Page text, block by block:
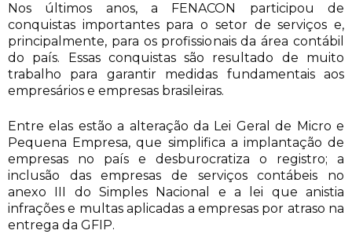
Nos últimos anos, a FENACON participou de
conquistas importantes para o setor de serviços e,
principalmente, para os profissionais da área contábil
do país. Essas conquistas são resultado de muito
trabalho para garantir medidas fundamentais aos
empresários e empresas brasileiras.
Entre elas estão a alteração da Lei Geral de Micro e
Pequena Empresa, que simplifica a implantação de
empresas no país e desburocratiza o registro; a
inclusão das empresas de serviços contábeis no
anexo III do Simples Nacional e a lei que anistia
infrações e multas aplicadas a empresas por atraso na
entrega da GFIP.